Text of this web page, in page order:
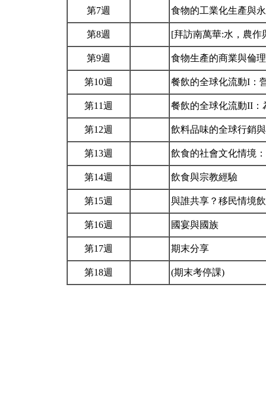
第7週 食物的工業化生產與
第8週 [拜訪南萬華:水，農
第9週 食物生產的商業與倫
第10週 餐飲的全球化流動I：
第11週 餐飲的全球化流動II：
第12週 飲料品味的全球行銷
第13週 飲食的社會文化情境
第14週 飲食與宗教經驗
第15週 與誰共享？移民情境
第16週 國宴與國族
第17週 期末分享
第18週 (期末考停課)